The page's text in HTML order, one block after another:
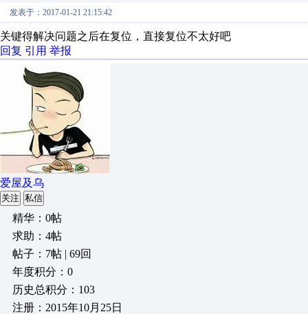
发表于：2017-01-21 21:15:42
关键得解决问题之后在复位，直接复位不太好吧
回复 引用 举报
爱屋及乌
关注 私信
精华：0帖
求助：4帖
帖子：7帖 | 69回
年度积分：0
历史总积分：103
注册：2015年10月25日